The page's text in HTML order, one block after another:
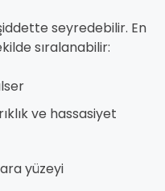
seyredebilir. En
sıralanabilir:
ve hassasiyet
yüzeyi